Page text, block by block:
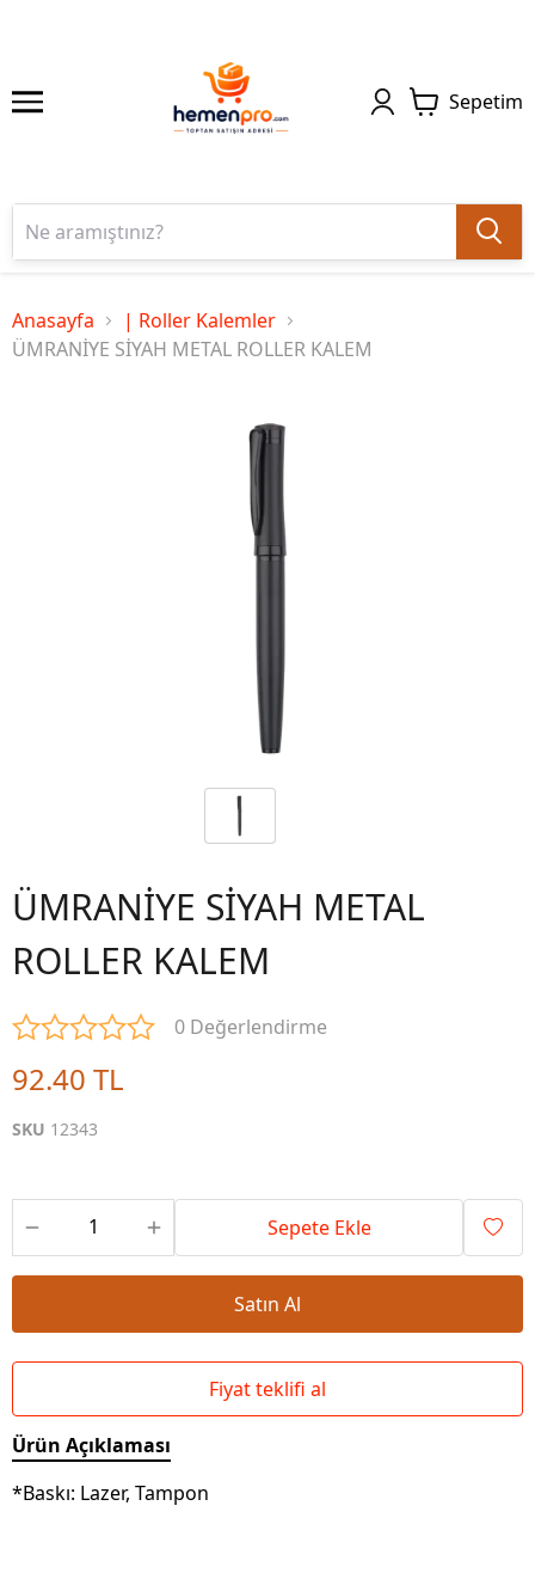
Sepetim
Anasayfa
| Roller Kalemler
ÜMRANİYE SİYAH METAL ROLLER KALEM
ÜMRANİYE SİYAH METAL
ROLLER KALEM
0 Değerlendirme
92.40 TL
SKU 12343
Sepete Ekle
Satın Al
Fiyat teklifi al
Ürün Açıklaması
*Baskı: Lazer, Tampon